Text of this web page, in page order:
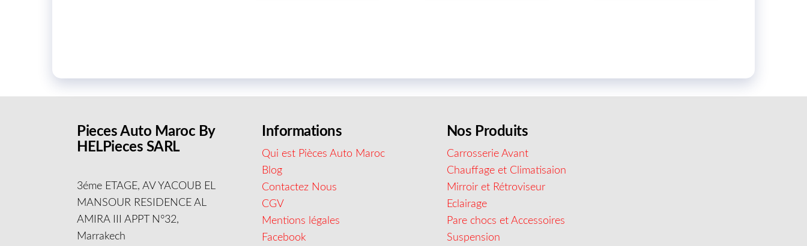
Pieces Auto Maroc By
HELPieces SARL
3éme ETAGE, AV YACOUB EL
MANSOUR RESIDENCE AL
AMIRA III APPT N°32,
Marrakech
Informations
Qui est Pièces Auto Maroc
Blog
Contactez Nous
CGV
Mentions légales
Facebook
Nos Produits
Carrosserie Avant
Chauffage et Climatisaion
Mirroir et Rétroviseur
Eclairage
Pare chocs et Accessoires
Suspension